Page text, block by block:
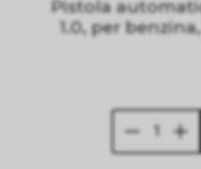
Pistola
1.0, per